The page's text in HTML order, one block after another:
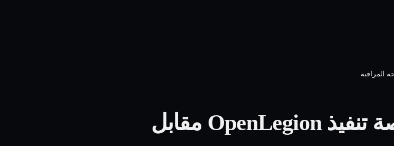
بديل AgentOps: منصة تنفيذ OpenLegion مقابل